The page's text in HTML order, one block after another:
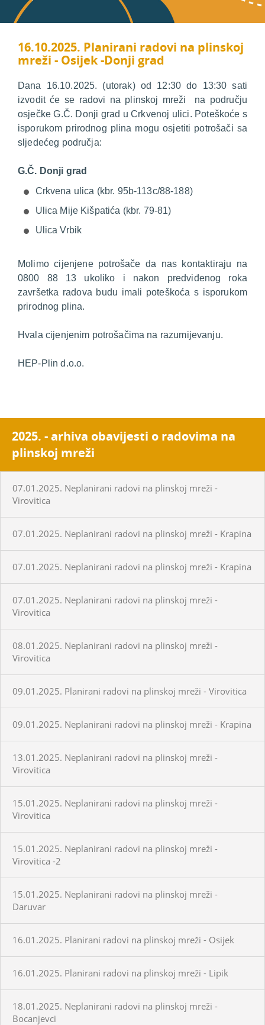
16.10.2025. Planirani radovi na plinskoj
mreži - Osijek -Donji grad
Dana 16.10.2025. (utorak) od 12:30 do 13:30 sati
izvodit će se radovi na plinskoj mreži na području
osječke G.Č. Donji grad u Crkvenoj ulici. Poteškoće s
isporukom prirodnog plina mogu osjetiti potrošači sa
sljedećeg područja:
G.Č. Donji grad
Crkvena ulica (kbr. 95b-113c/88-188)
Ulica Mije Kišpatića (kbr. 79-81)
Ulica Vrbik
Molimo cijenjene potrošače da nas kontaktiraju na
0800 88 13 ukoliko i nakon predviđenog roka
završetka radova budu imali poteškoća s isporukom
prirodnog plina.
Hvala cijenjenim potrošačima na razumijevanju.
HEP-Plin d.o.o.
2025. - arhiva obavijesti o radovima na
plinskoj mreži
07.01.2025. Neplanirani radovi na plinskoj mreži -
Virovitica
07.01.2025. Neplanirani radovi na plinskoj mreži - Krapina
07.01.2025. Neplanirani radovi na plinskoj mreži - Krapina
07.01.2025. Neplanirani radovi na plinskoj mreži -
Virovitica
08.01.2025. Neplanirani radovi na plinskoj mreži -
Virovitica
09.01.2025. Planirani radovi na plinskoj mreži - Virovitica
09.01.2025. Neplanirani radovi na plinskoj mreži - Krapina
13.01.2025. Neplanirani radovi na plinskoj mreži -
Virovitica
15.01.2025. Neplanirani radovi na plinskoj mreži -
Virovitica
15.01.2025. Neplanirani radovi na plinskoj mreži -
Virovitica -2
15.01.2025. Neplanirani radovi na plinskoj mreži -
Daruvar
16.01.2025. Planirani radovi na plinskoj mreži - Osijek
16.01.2025. Planirani radovi na plinskoj mreži - Lipik
18.01.2025. Neplanirani radovi na plinskoj mreži -
Bocanjevci